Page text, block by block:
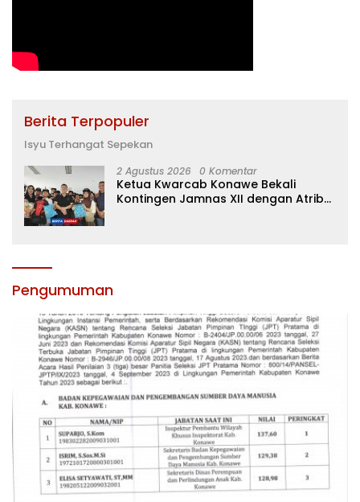
Berita Terpopuler
Isyu Terhangat Sepekan
2 Agustus 2026 0 Komentar
Ketua Kwarcab Konawe Bekali
Kontingen Jamnas XII dengan Atribut
Pengumuman